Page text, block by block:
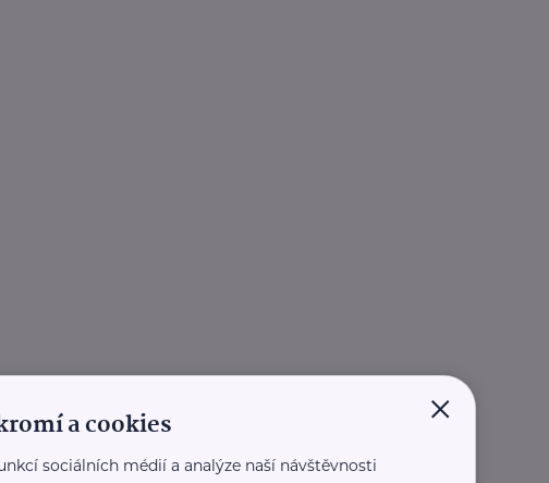
×
a cookies
sociálních médií a analýze naší návštěvnosti